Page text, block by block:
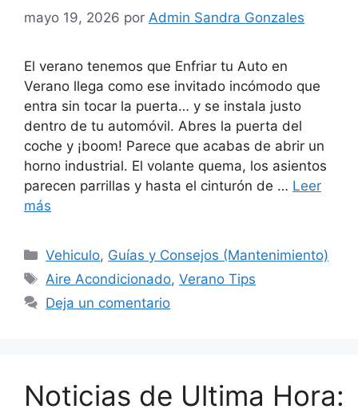
mayo 19, 2026 por Admin Sandra Gonzales
El verano tenemos que Enfriar tu Auto en
Verano llega como ese invitado incómodo que
entra sin tocar la puerta… y se instala justo
dentro de tu automóvil. Abres la puerta del
coche y ¡boom! Parece que acabas de abrir un
horno industrial. El volante quema, los asientos
parecen parrillas y hasta el cinturón de … Leer
más
Categorías
Vehiculo, Guías y Consejos (Mantenimiento)
Etiquetas
Aire Acondicionado,Verano Tips
Deja un comentario
Noticias de Ultima Hora: